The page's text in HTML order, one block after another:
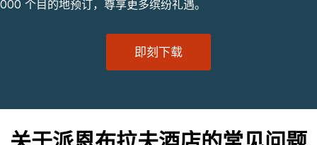
000 个目的地预订，尊享更多缤纷礼遇。
即刻下载